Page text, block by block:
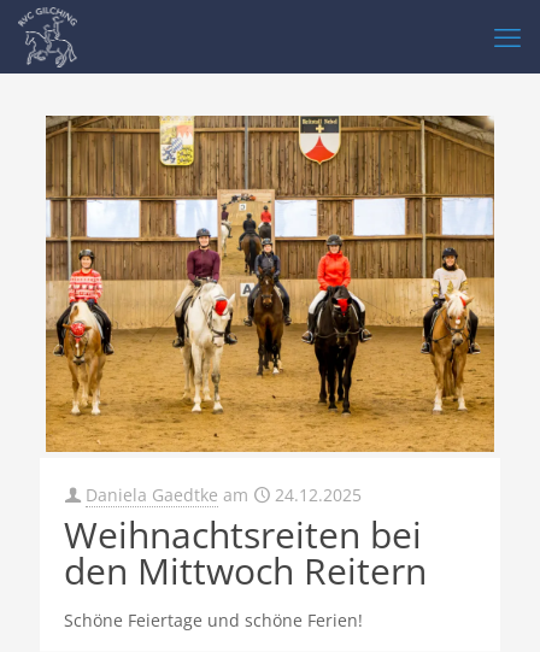
Daniela Gaedtke am 24.12.2025
Weihnachtsreiten bei
den Mittwoch Reitern
Schöne Feiertage und schöne Ferien!